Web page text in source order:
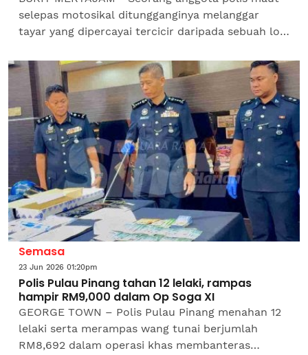
selepas motosikal ditungganginya melanggar
tayar yang dipercayai tercicir daripada sebuah lori
utara...
Semasa
23 Jun 2026 01:20pm
Polis Pulau Pinang tahan 12 lelaki, rampas
hampir RM9,000 dalam Op Soga XI
GEORGE TOWN – Polis Pulau Pinang menahan 12
lelaki serta merampas wang tunai berjumlah
RM8,692 dalam operasi khas membanteras